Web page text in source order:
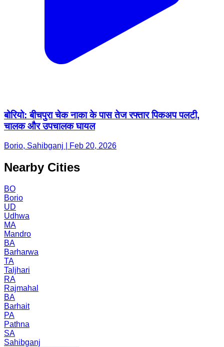
बोरियो: बीचपुरा चेक नाका के पास तेज रफ्तार पिकअप पलटी,
चालक और उपचालक घायल
Borio, Sahibganj | Feb 20, 2026
Nearby Cities
BO
Borio
UD
Udhwa
MA
Mandro
BA
Barharwa
TA
Taljhari
RA
Rajmahal
BA
Barhait
PA
Pathna
SA
Sahibganj